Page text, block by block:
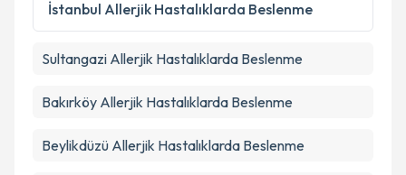
İstanbul Allerjik Hastalıklarda Beslenme
Sultangazi Allerjik Hastalıklarda Beslenme
Bakırköy Allerjik Hastalıklarda Beslenme
Beylikdüzü Allerjik Hastalıklarda Beslenme